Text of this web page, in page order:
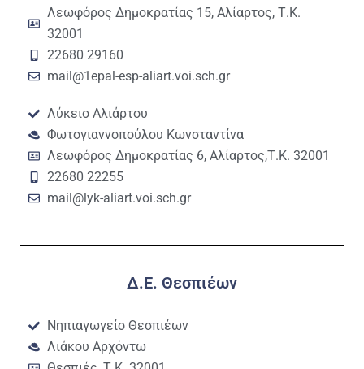
Λεωφόρος Δημοκρατίας 15, Αλίαρτος, Τ.Κ.
32001
22680 29160
mail@1epal-esp-aliart.voi.sch.gr
Λύκειο Αλιάρτου
Φωτογιαννοπούλου Κωνσταντίνα
Λεωφόρος Δημοκρατίας 6, Αλίαρτος,Τ.Κ. 32001
22680 22255
mail@lyk-aliart.voi.sch.gr
Δ.Ε. Θεσπιέων
Νηπιαγωγείο Θεσπιέων
Λιάκου Αρχόντω